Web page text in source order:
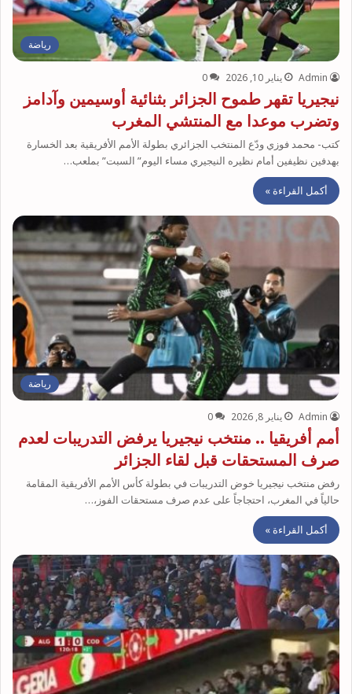
رياضة
Admin يناير 10, 2026 0
نيجيريا تقهر طموح الجزائر بثنائية أوسيمين وآدامز
وتضرب موعدا مع المنتشي المغرب
كتب- محمد فوزي ودّع المنتخب الجزائري بطولة الأمم الأفريقية بعد الخسارة
بهدفين نظيفين أمام نظيره النيجيري مساء اليوم” السبت” بملعب…
أكمل القراءة »
رياضة
Admin يناير 8, 2026 0
أمم أفريقيا .. منتخب نيجيريا يرفض التدريبات لعدم
صرف المستحقات قبل لقاء الجزائر
رفض منتخب نيجيريا خوض التدريبات في بطولة كأس الأمم الأفريقية المقامة
حالياً في المغرب، احتجاجاً على عدم صرف مستحقات الفوز،…
أكمل القراءة »